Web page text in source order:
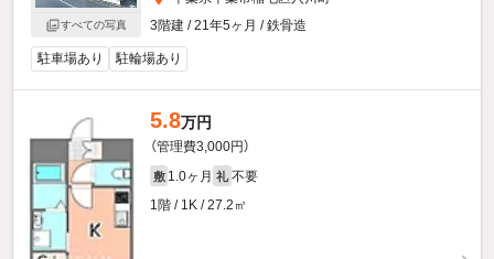
すべての写真
3階建 / 21年5ヶ月 / 鉄骨造
駐車場あり 駐輪場あり
5.8万円
（管理費3,000円）
敷 1.0ヶ月 礼 不要
1階 / 1K / 27.2㎡